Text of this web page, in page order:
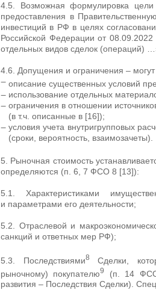
4.5. Возможная формулировка
предоставления в
инвестиций в РФ в целях
Российской Федерации от
отдельных видов сделок (операций)
4.6. Допущения и ограничения –
описание существенных условий
использование отдельных
ограничения в отношении
(в т.ч. описанные в [16]);
условия учета внутригрупповых
(сроки, вероятность, взаимозачеты).
5. Рыночная стоимость
определяются (п. 6, 7 ФСО 8 [13]):
5.1. Характеристиками
и параметрами его деятельности;
5.2. Отраслевой и
санкций и ответных мер РФ);
5.3. Последствиями8
Сделки,
рыночному) покупателю9
(п. 14 ФСО
развития – Последствия Сделки).